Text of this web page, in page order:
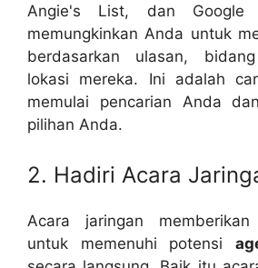
Angie's List, dan Google
memungkinkan Anda untuk
berdasarkan ulasan,
lokasi mereka. Ini adalah
memulai pencarian Anda
pilihan Anda.
2. Hadiri Acara
Acara jaringan
untuk memenuhi potensi